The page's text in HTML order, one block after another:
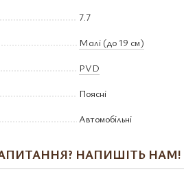
7.7
Малі (до 19 см)
PVD
Поясні
Автомобільні
НАПИШІТЬ НАМ!